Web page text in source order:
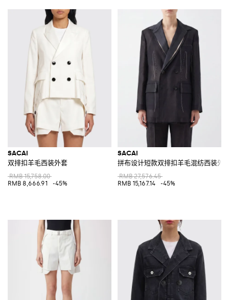
SACAI
双排扣羊毛西装外套
RMB 15,758.00
RMB 8,666.91
-45%
SACAI
拼布设计短款双排扣羊毛混纺西装外
RMB 27,576.45
RMB 15,167.14
-45%